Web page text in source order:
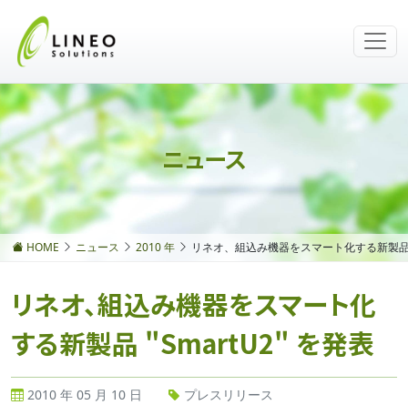
ニュース
HOME ニュース 2010 年 リネオ、組込み機器をスマート化する新製
リネオ、組込み機器をスマート化
する新製品 "SmartU2" を発表
2010 年 05 月 10 日 プレスリリース